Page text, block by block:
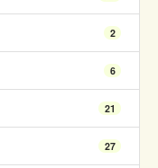
2
6
21
27